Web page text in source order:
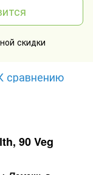
скидки
сравнению
90 Veg